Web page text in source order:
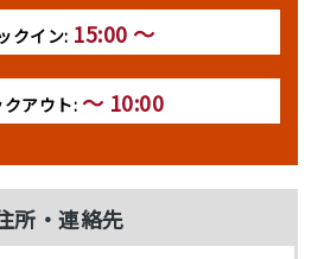
クイン: 15:00 ～
アウト: ～ 10:00
所・連絡先